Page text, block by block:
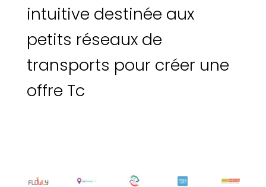
intuitive destinée aux
petits réseaux de
transports pour créer une
offre Tc